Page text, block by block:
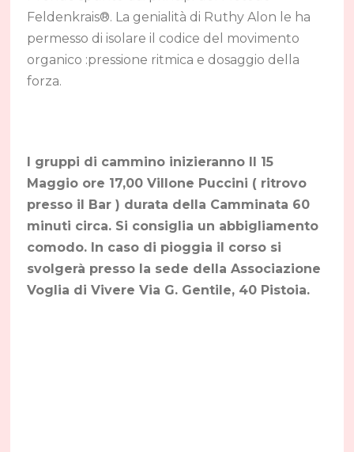
Feldenkrais®. La genialità di Ruthy Alon le ha
permesso di isolare il codice del movimento
organico :pressione ritmica e dosaggio della
forza.
I gruppi di cammino inizieranno Il 15
Maggio ore 17,00 Villone Puccini ( ritrovo
presso il Bar ) durata della Camminata 60
minuti circa. Si consiglia un abbigliamento
comodo. In caso di pioggia il corso si
svolgerà presso la sede della Associazione
Voglia di Vivere Via G. Gentile, 40 Pistoia.